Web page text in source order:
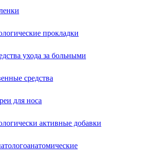
прокладки
ухода за больными
средства
для носа
активные добавки